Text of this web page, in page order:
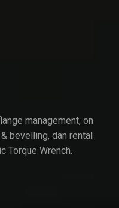
management, on
bevelling, dan rental
Torque Wrench.